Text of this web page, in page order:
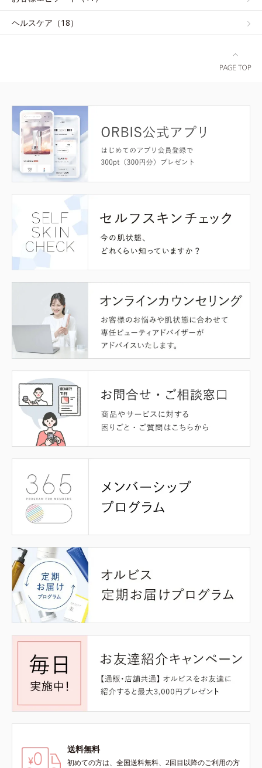
ヘルスケア（18）
送料無料
初めての方は、全国送料無料、2回目以降のご利用の方